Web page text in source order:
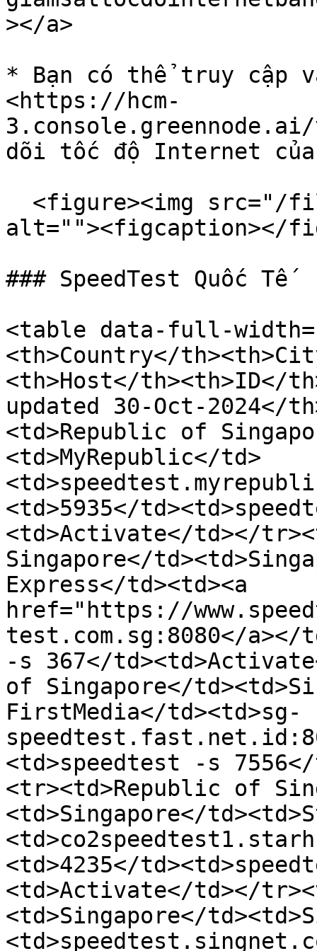
></a>
* Bạn có thể truy cập
<https://hcm-
dõi tốc độ Internet của
alt=""><figcaption></
### SpeedTest Quốc Tế
<table data-full-
<th>Country</
<th>Host</th><th>ID</
updated 30-Oct-2024</
<td>Republic of
<td>MyRepublic</td>
<td>5935</
<td>Activate</td></
Singapore</
Express</td><td><a
href="https://
test.com.sg:8080</a></
-s 367</
of Singapore</
FirstMedia</td><td>sg-
<td>speedtest -s
<tr><td>Republic of
<td>Singapore</
<td>4235</
<td>Activate</td></
<td>Singapore</